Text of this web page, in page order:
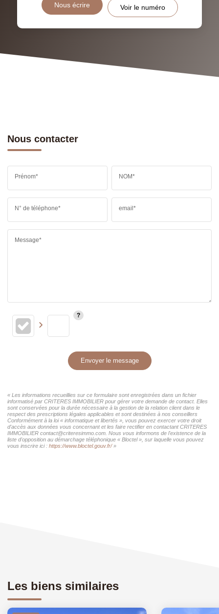
Nous écrire Voir le numéro
Nous contacter
Prénom* NOM*
N° de téléphone* email*
Message*
Envoyer le message
« Les informations recueillies sur ce formulaire sont enregistrées dans un fichier
informatisé par CRITERES IMMOBILIER pour gérer votre demande de contact. Elles
sont conservées pour la durée nécessaire à la gestion de la relation client dans le
respect des prescriptions légales applicables et sont destinées à nos conseillers
Conformément à la loi « informatique et libertés », vous pouvez exercer votre droit
d'accès aux données vous concernant et les faire rectifier en contactant CRITERES
IMMOBILIER contact@criteresimmo.com. Nous vous informons de l'existence de la
liste d'opposition au démarchage téléphonique « Bloctel », sur laquelle vous pouvez
vous inscrire ici : https://www.bloctel.gouv.fr/»
Les biens similaires